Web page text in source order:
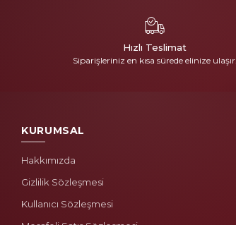
Hızlı Teslimat
Siparişleriniz en kısa sürede elinize ulaşır.
KURUMSAL
Hakkımızda
Gizlilik Sözleşmesi
Kullanıcı Sözleşmesi